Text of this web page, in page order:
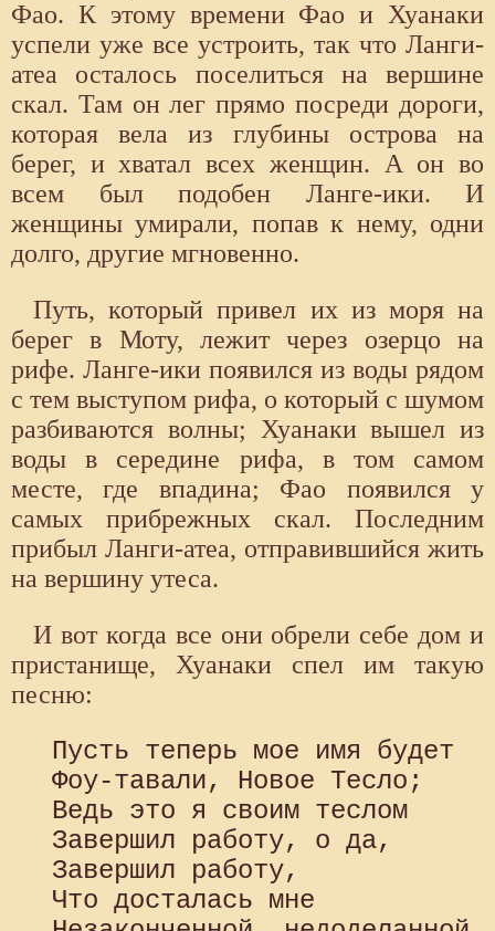
Фао. К этому времени Фао и Хуанаки
успели уже все устроить, так что Ланги-
атеа осталось поселиться на вершине
скал. Там он лег прямо посреди дороги,
которая вела из глубины острова на
берег, и хватал всех женщин. А он во
всем был подобен Ланге-ики. И
женщины умирали, попав к нему, одни
долго, другие мгновенно.
Путь, который привел их из моря на
берег в Моту, лежит через озерцо на
рифе. Ланге-ики появился из воды рядом
с тем выступом рифа, о который с шумом
разбиваются волны; Хуанаки вышел из
воды в середине рифа, в том самом
месте, где впадина; Фао появился у
самых прибрежных скал. Последним
прибыл Ланги-атеа, отправившийся жить
на вершину утеса.
И вот когда все они обрели себе дом и
пристанище, Хуанаки спел им такую
песню:
Пусть теперь мое имя будет
Фоу-тавали, Новое Тесло;
Ведь это я своим теслом
Завершил работу, о да,
Завершил работу,
Что досталась мне